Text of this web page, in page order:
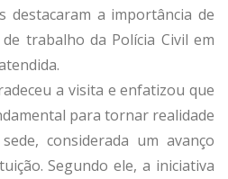
destacaram a importância de
trabalho da Polícia Civil em
a visita e enfatizou que
para tornar realidade
considerada um avanço
Segundo ele, a iniciativa